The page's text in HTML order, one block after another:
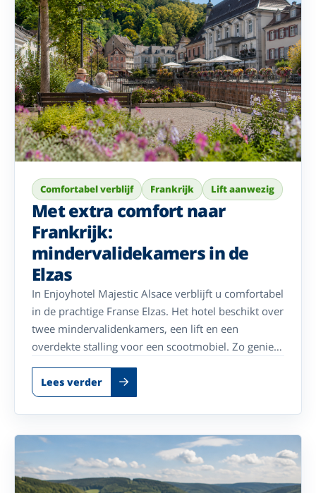
thuis.
Comfortabel verblijf Frankrijk Lift aanwezig
Met extra comfort naar
Frankrijk:
mindervalidekamers in de
Elzas
In Enjoyhotel Majestic Alsace verblijft u comfortabel
in de prachtige Franse Elzas. Het hotel beschikt over
twee mindervalidenkamers, een lift en een
overdekte stalling voor een scootmobiel. Zo geniet
bieden heeft.
Lees verder